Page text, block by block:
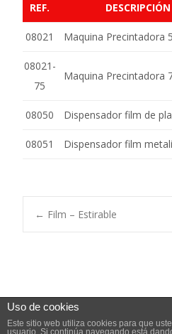
REF. DESCRIPCIÓN
08021 Maquina Precintadora
08021-
75
Maquina Precintadora
08050 Dispensador film de
08051 Dispensador film
entradas
← Film – Estirable
Copyright © COMERCIAL DAKAR
Uso de cookies
Este sitio web utiliza cookies para que
usuario. Si continúa navegando está